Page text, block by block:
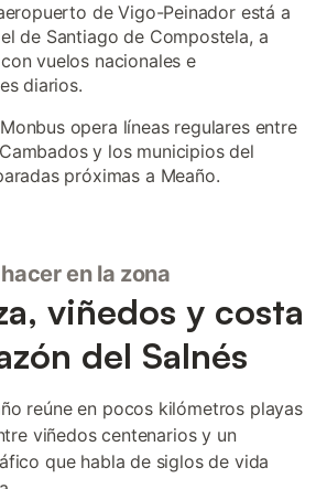
de Vigo-Peinador está a
de Santiago de Compostela, a
vuelos nacionales e
diarios.
opera líneas regulares entre
y los municipios del
próximas a Meaño.
en la zona
viñedos y costa
del Salnés
reúne en pocos kilómetros playas
viñedos centenarios y un
que habla de siglos de vida